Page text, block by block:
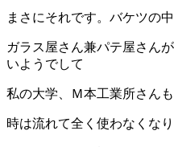
まさにそれです。バケツの中
ガラス屋さん兼パテ屋さん
いようでして
私の大学、Ｍ本工業所さん
時は流れて全く使わなくな